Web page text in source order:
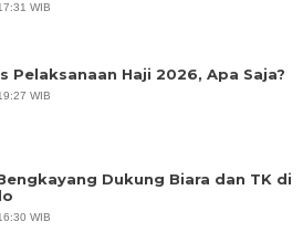
WIB
Pelaksanaan Haji 2026, Apa Saja?
WIB
Dukung Biara dan TK di
WIB